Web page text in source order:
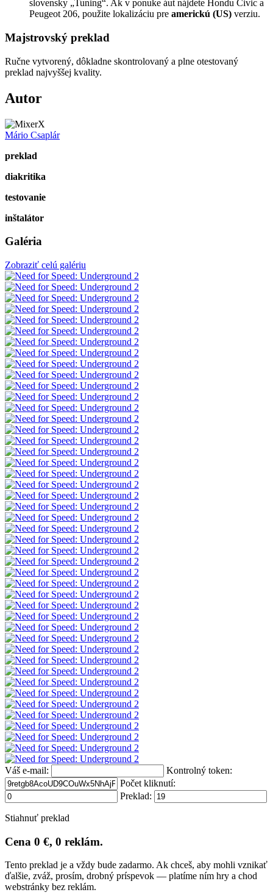
slovensky „Tuning“. Ak v ponuke áut nájdete Hondu Civic a
Peugeot 206, použite lokalizáciu pre americkú (US) verziu.
Majstrovský preklad
Ručne vytvorený, dôkladne skontrolovaný a plne otestovaný
preklad najvyššej kvality.
Autor
Mário Csaplár
preklad
diakritika
testovanie
inštalátor
Galéria
Zobraziť celú galériu
Váš e-mail:
Kontrolný token:
Počet kliknutí:
Preklad:
Stiahnuť preklad
Cena 0 €, 0 reklám.
Tento preklad je a vždy bude zadarmo. Ak chceš, aby mohli vznikať
ďalšie, zváž, prosím, drobný príspevok — platíme ním hry a chod
webstránky bez reklám.